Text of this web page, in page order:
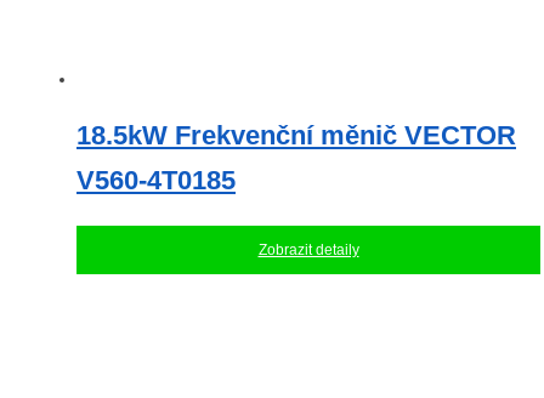
18.5kW Frekvenční měnič VECTOR
V560-4T0185
Zobrazit detaily